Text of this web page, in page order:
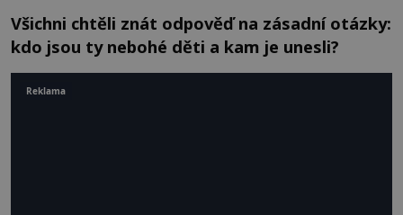
Všichni chtěli znát odpověď na zásadní otázky:
kdo jsou ty nebohé děti a kam je unesli?
Reklama